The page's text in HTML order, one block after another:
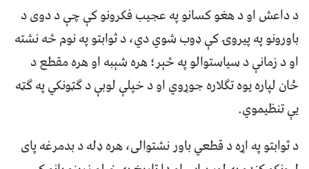
د داعش او د هغو کسانو په عجیب فکرونو کې چې د دوی د
باورونو په پیروۍ کې ډوب شوي دي، د ثوابتو په نوم څه نشته
او د زمانې د سیاستوالو په څېر؛ هره شېبه او هره مقطع د
ځان لپاره یوه تګلاره جوړوي او د خپلې لوبې د ګټونکي په ګټه
یې تنظیموي.
د ثوابتو په اړه د قطعي باور نشتوالی، هره ډله د بدمرغه پای